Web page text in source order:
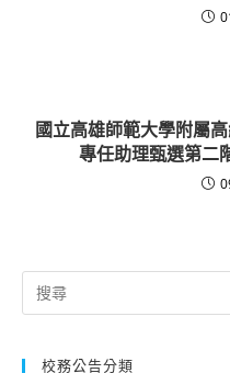
國立高雄師範大學附屬
專任助理甄選第二
Search
for:
校務公告分類